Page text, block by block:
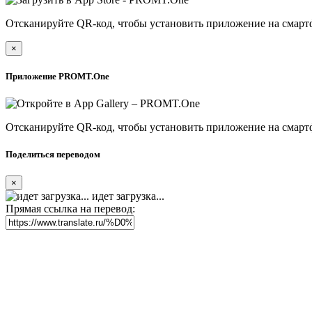
Отсканируйте QR-код, чтобы установить приложение на
×
Приложение PROMT.One
Отсканируйте QR-код, чтобы установить приложение на
Поделиться переводом
×
идет загрузка...
Прямая ссылка на перевод: